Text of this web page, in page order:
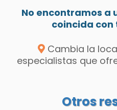
No encontramos a
coincida
Cambia la
especialistas que
Otros